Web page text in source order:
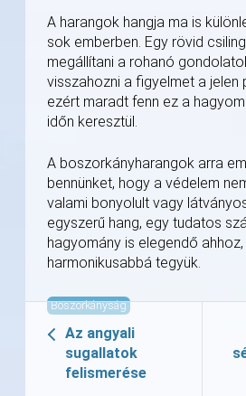
A harangok hangja ma is
sok emberben. Egy rövid
megállítani a rohanó
visszahozni a figyelmet a jelen
ezért maradt fenn ez a
időn keresztül.
A boszorkányharangok arra
bennünket, hogy a védelem
valami bonyolult vagy
egyszerű hang, egy tudatos
hagyomány is elegendő
harmonikusabbá tegyük.
Boszorkányság
Az angyali
sugallatok
felismerése